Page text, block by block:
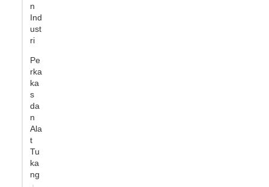
n
Ind
ust
ri
Pe
rka
ka
s
da
n
Ala
t
Tu
ka
ng